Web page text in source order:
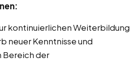
kontinuierlichen Weiterbildung
neuer Kenntnisse und
Bereich der